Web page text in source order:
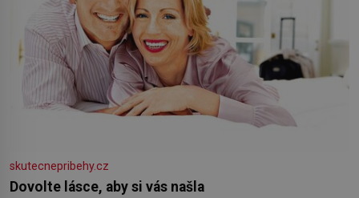
skutecnepribehy.cz
Dovolte lásce, aby si vás našla